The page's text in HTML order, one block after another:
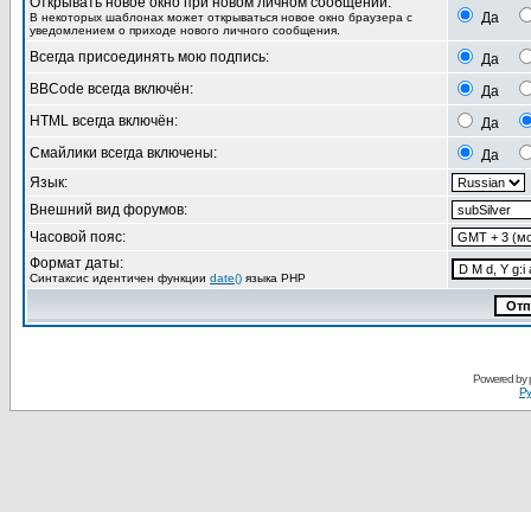
В некоторых шаблонах может открываться новое окно браузера с
уведомлением о приходе нового личного сообщения.
Да
Всегда присоединять мою подпись:
Да
BBCode всегда включён:
Да
HTML всегда включён:
Да
Смайлики всегда включены:
Да
Язык:
Внешний вид форумов:
Часовой пояс:
Формат даты:
Синтаксис идентичен функции date() языка PHP
Powered by